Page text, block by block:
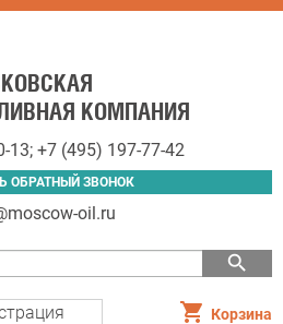
КОМПАНИЯ
13; +7 (495) 197-77-42
ОБРАТНЫЙ ЗВОНОК
oil.ru
search
Корзина